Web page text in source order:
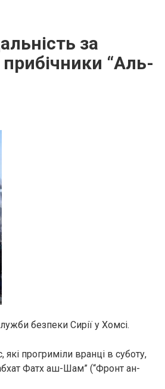
за
“Аль-
безпеки Сирії у Хомсі.
які прогриміли вранці в суботу,
Фатх аш-Шам” (“Фронт ан-